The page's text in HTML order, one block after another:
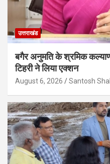
उत्तराखंड
बगैर अनुमति के श्रमिक
टिहरी ने लिया एक्शन
August 6, 2026 Santosh